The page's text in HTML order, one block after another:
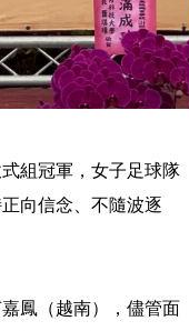
組冠軍，女子足球隊
向信念、不隨波逐
鳳（越南），儘管面